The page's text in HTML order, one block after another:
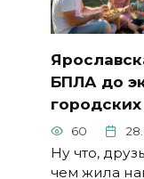
БПЛА до
60
Ну что,
чем жила